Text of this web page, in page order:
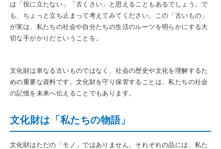
は「役に立たない」「古くさい」と思えることもあるでしょう。で
も、ちょっと立ち止まって考えてみてください。この「古いもの」
が実は、私たちの社会や自分たちの生活のルーツを明らかにする大
切な手がかりだということを。
文化財は単なる古いものではなく、社会の歴史や文化を理解するた
めの重要な資料です。文化財を守り保管することは、私たちの社会
の記憶を未来へ伝えることでもあります。
文化財は「私たちの物語」
文化財はただの「モノ」ではありません。それぞれの品には、私た